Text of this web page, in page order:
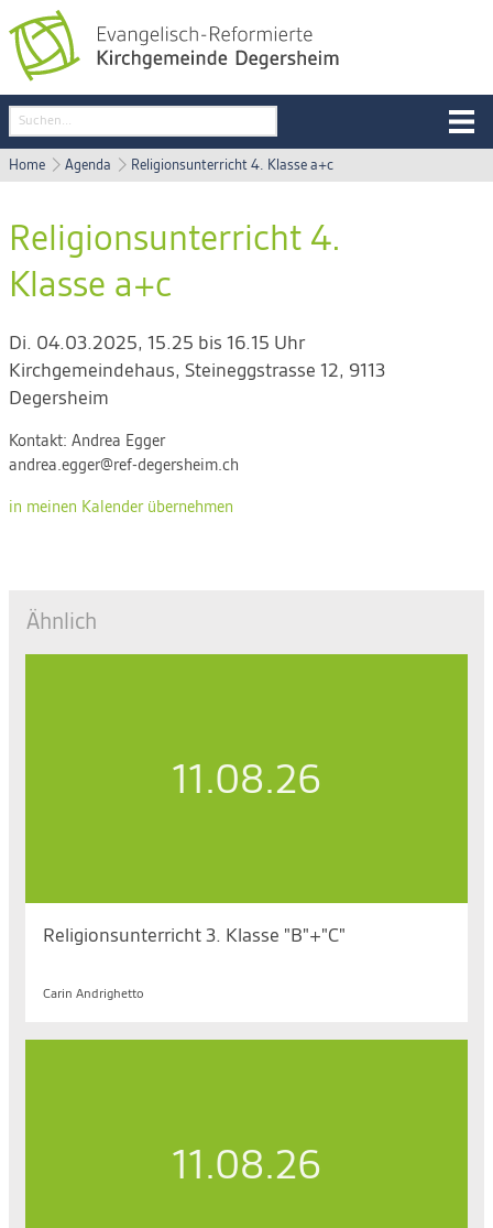
Home Agenda Religionsunterricht 4. Klasse a+c
Religionsunterricht 4.
Klasse a+c
Di. 04.03.2025, 15.25 bis 16.15 Uhr
Kirchgemeindehaus, Steineggstrasse 12, 9113
Degersheim
Kontakt: Andrea Egger
andrea.egger@ref-degersheim.ch
in meinen Kalender übernehmen
Ähnlich
11.08.26
Religionsunterricht 3. Klasse "B"+"C"
Carin Andrighetto
11.08.26